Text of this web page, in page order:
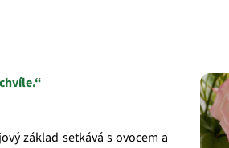
základ setkává s ovocem a